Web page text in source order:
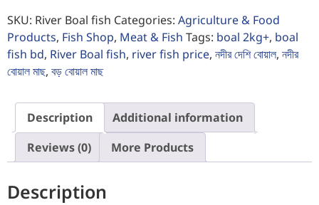
SKU: River Boal fish Categories: Agriculture & Food
Products, Fish Shop, Meat & Fish Tags: boal 2kg+, boal
fish bd, River Boal fish, river fish price, নদীর দেশি বোয়াল, নদীর
বোয়াল মাছ, বড় বোয়াল মাছ
Description
Additional information
Reviews (0)
More Products
Description